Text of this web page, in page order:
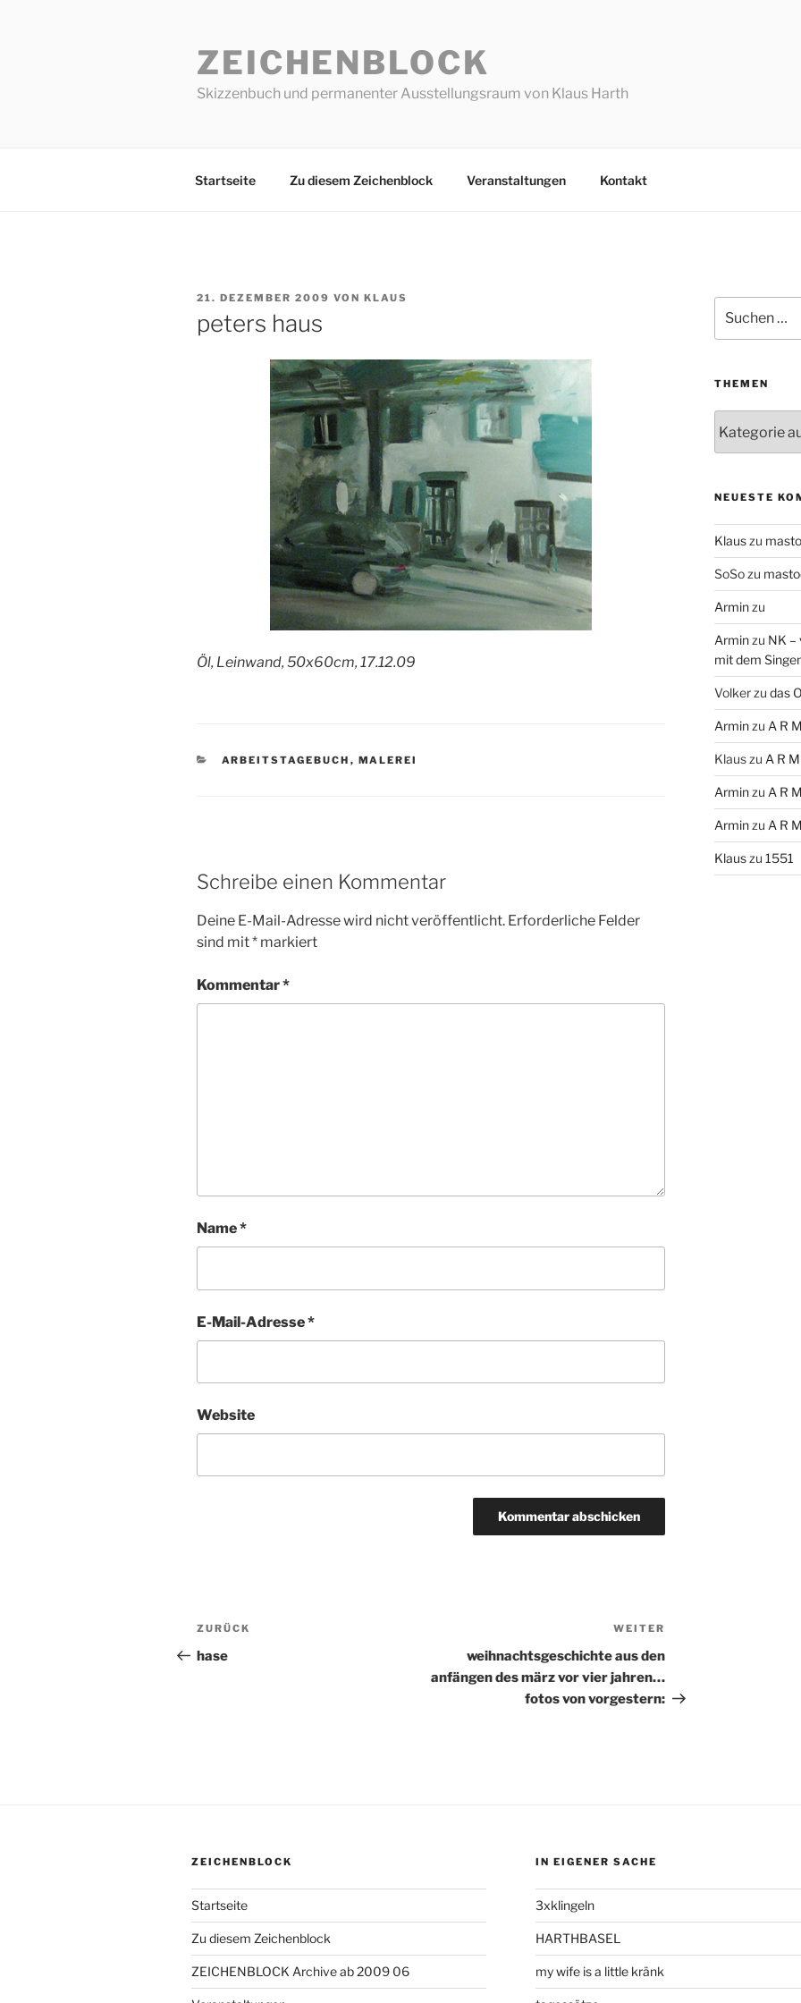
ZEICHENBLOCK
Skizzenbuch und permanenter Ausstellungsraum von Klaus Harth
Startseite Zu diesem Zeichenblock Veranstaltungen Kontakt
VERÖFFENTLICHT
21. DEZEMBER 2009 VON KLAUS
peters haus
Öl, Leinwand, 50x60cm, 17.12.09
KATEGORIEN
ARBEITSTAGEBUCH , MALEREI
Schreibe einen Kommentar
Deine E-Mail-Adresse wird nicht veröffentlicht. Erforderliche Felder
sind mit* markiert
Kommentar*
Name*
E-Mail-Adresse*
Website
Beitragsnavigation
Vorheriger
Beitrag
ZURÜCK
hase
WEITER
weihnachtsgeschichte aus den
anfängen des märz vor vier jahren…
fotos von vorgestern:
nach:
THEMEN
NEUESTE
Klauszu
SoSozu
Arminzu
Arminzu NK –
mit dem
Volkerzu das
Arminzu A R
Klauszu A R
Arminzu A R
Arminzu A R
Klauszu 1551
ZEICHENBLOCK
Startseite
Zu diesem Zeichenblock
ZEICHENBLOCK Archive ab 2009 06
IN EIGENER SACHE
3xklingeln
HARTHBASEL
my wife is a little kränk